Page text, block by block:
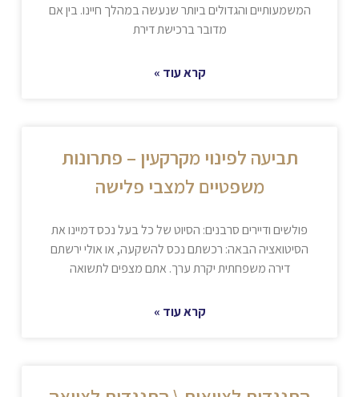
המשמעותיים והגדולים ביותר שנעשה במהלך חיינו. בין אם
מדובר ברכישת דירת
קרא עוד »
תביעה לפינוי מקרקעין – פתרונות
משפטיים למצבי פלישה
פולשים ודיירים סרבנים: הסיוט של כל בעל נכס דמיינו את
הסיטואציה הבאה: רכשתם נכס להשקעה, או אולי ירשתם
דירה משפחתית יקרת ערך. אתם מצפים לתשואה
קרא עוד »